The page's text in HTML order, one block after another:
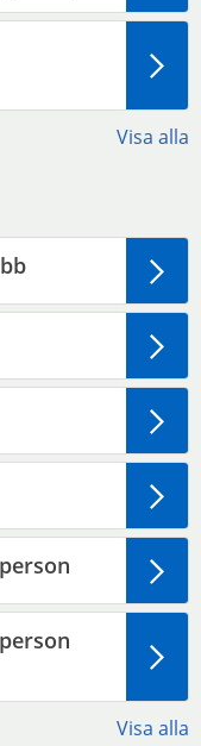
Visa alla
Visa alla